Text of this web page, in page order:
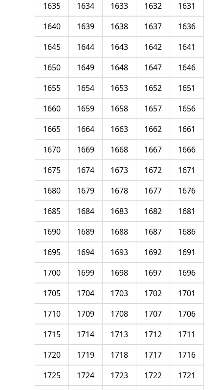
1631
1632
1633
1634
1635
1636
1637
1638
1639
1640
1641
1642
1643
1644
1645
1646
1647
1648
1649
1650
1651
1652
1653
1654
1655
1656
1657
1658
1659
1660
1661
1662
1663
1664
1665
1666
1667
1668
1669
1670
1671
1672
1673
1674
1675
1676
1677
1678
1679
1680
1681
1682
1683
1684
1685
1686
1687
1688
1689
1690
1691
1692
1693
1694
1695
1696
1697
1698
1699
1700
1701
1702
1703
1704
1705
1706
1707
1708
1709
1710
1711
1712
1713
1714
1715
1716
1717
1718
1719
1720
1721
1722
1723
1724
1725